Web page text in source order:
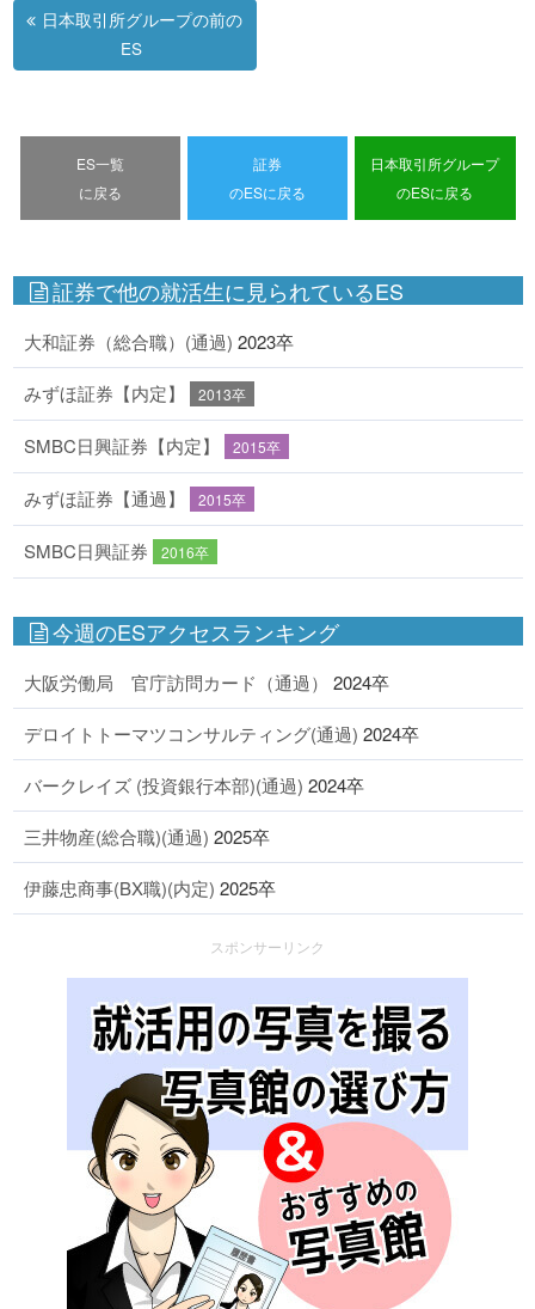
日本取引所グループの前の
ES
ES一覧
に戻る
証券
のESに戻る
日本取引所グループ
のESに戻る
証券で他の就活生に見られているES
大和証券（総合職）(通過) 2023卒
みずほ証券【内定】 2013卒
SMBC日興証券【内定】 2015卒
みずほ証券【通過】 2015卒
SMBC日興証券 2016卒
今週のESアクセスランキング
大阪労働局 官庁訪問カード（通過） 2024卒
デロイトトーマツコンサルティング(通過) 2024卒
バークレイズ (投資銀行本部)(通過) 2024卒
三井物産(総合職)(通過) 2025卒
伊藤忠商事(BX職)(内定) 2025卒
スポンサーリンク